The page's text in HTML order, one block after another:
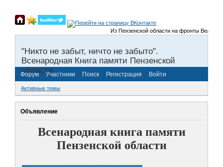
Из Пензенской области на фронты Великой
"Никто не забыт, ничто не забыто".
Всенародная Книга памяти Пензенской
области.
Форум Участники Поиск Регистрация Войти
Активные темы
Объявление
Всенародная книга памяти
Пензенской области